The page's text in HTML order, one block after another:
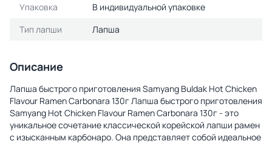
Упаковка
В индивидуальной упаковке
Тип лапши
Лапша
Описание
Лапша быстрого приготовления Samyang Buldak Hot Chicken
Flavour Ramen Carbonara 130г Лапша быстрого приготовления
Samyang Hot Chicken Flavour Ramen Carbonara 130г - это
уникальное сочетание классической корейской лапши рамен
с изысканным карбонаро. Она представляет собой идеальное